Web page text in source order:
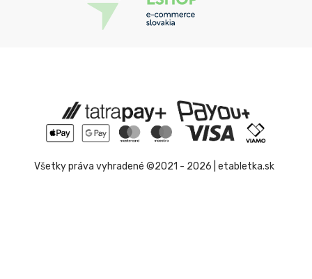
Všetky práva vyhradené ©2021 - 2026 | etabletka.sk